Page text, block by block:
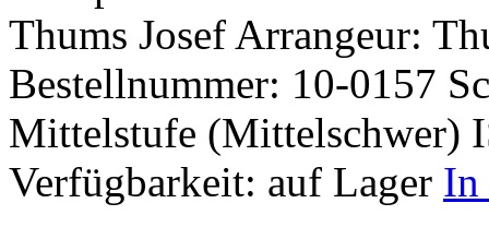
Thums Josef Arrangeur:
Bestellnummer: 10-0157
Mittelstufe (Mittelschwer)
Verfügbarkeit: auf Lager In